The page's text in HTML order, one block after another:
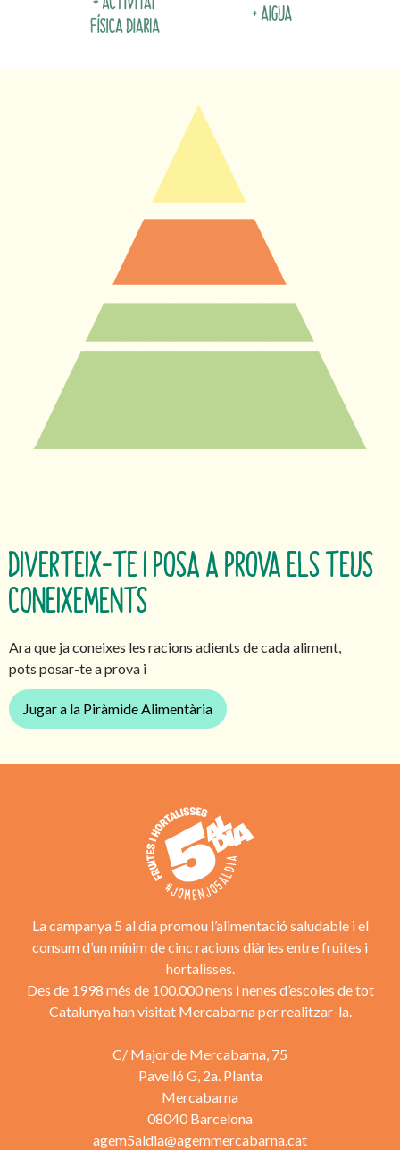
DIVERTEIX-TE I POSA A PROVA ELS TEUS
CONEIXEMENTS
Ara que ja coneixes les racions adients de cada aliment,
pots posar-te a prova i
Jugar a la Piràmide Alimentària
La campanya 5 al dia promou l’alimentació saludable i el
consum d’un mínim de cinc racions diàries entre fruites i
hortalisses.
Des de 1998 més de 100.000 nens i nenes d’escoles de tot
Catalunya han visitat Mercabarna per realitzar-la.
C/ Major de Mercabarna, 75
Pavelló G, 2a. Planta
Mercabarna
08040 Barcelona
agem5aldia@agemmercabarna.cat